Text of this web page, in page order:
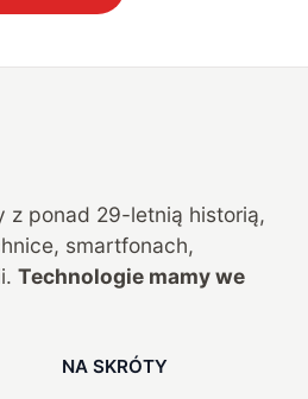
z ponad 29-letnią historią,
smartfonach,
Technologie mamy we
NA SKRÓTY